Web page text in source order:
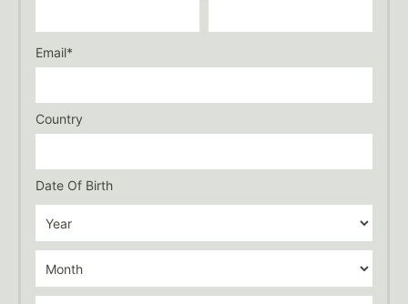
Email*
Country
Date Of Birth